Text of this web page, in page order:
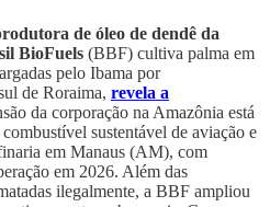
de óleo de dendê da
BioFuels (BBF) cultiva palma em
pelo Ibama por
de Roraima, revela a
da corporação na Amazônia está
sustentável de aviação e
em Manaus (AM), com
em 2026. Além das
ilegalmente, a BBF ampliou